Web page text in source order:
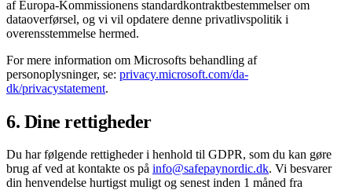
af Europa-Kommissionens standardkontraktbestemmelser om
dataoverførsel, og vi vil opdatere denne privatlivspolitik i
overensstemmelse hermed.
For mere information om Microsofts behandling af
personoplysninger, se: privacy.microsoft.com/da-
dk/privacystatement.
6. Dine rettigheder
Du har følgende rettigheder i henhold til GDPR, som du kan gøre
brug af ved at kontakte os på info@safepaynordic.dk. Vi besvarer
din henvendelse hurtigst muligt og senest inden 1 måned fra